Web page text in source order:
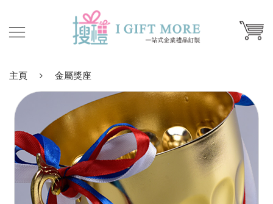
主頁 金屬獎座